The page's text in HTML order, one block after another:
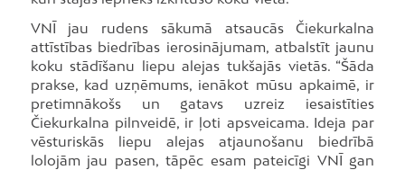
VNĪ jau rudens sākumā atsaucās Čiekurkalna
attīstības biedrības ierosinājumam, atbalstīt jaunu
koku stādīšanu liepu alejas tukšajās vietās. “Šāda
prakse, kad uzņēmums, ienākot mūsu apkaimē, ir
pretimnākošs un gatavs uzreiz iesaistīties
Čiekurkalna pilnveidē, ir ļoti apsveicama. Ideja par
vēsturiskās liepu alejas atjaunošanu biedrībā
lolojām jau pasen, tāpēc esam pateicīgi VNĪ gan